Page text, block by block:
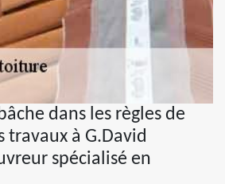
dans les règles de
travaux à G.David
spécialisé en